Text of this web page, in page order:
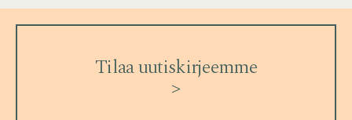
Tilaa uutiskirjeemme
>